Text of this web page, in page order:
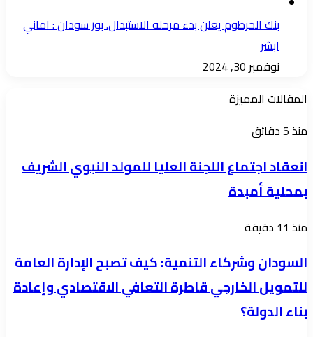
بنك الخرطوم يعلن بدء مرحله الاستبدال. بور سودان : اماني
ابشر
نوفمبر 30, 2024
المقالات المميزة
انعقاد
اللجنة
العليا
النبوي
الشريف
بمحلية
أمبدة
منذ 5 دقائق
انعقاد اجتماع اللجنة العليا للمولد النبوي الشريف
بمحلية أمبدة
السودان
التنمية:
كيف
تصبح
منذ 11 دقيقة
السودان وشركاء التنمية: كيف تصبح الإدارة العامة
للتمويل الخارجي قاطرة التعافي الاقتصادي وإعادة
بناء الدولة؟